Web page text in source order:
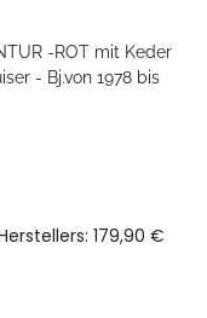
-ROT mit Keder
- Bj.von 1978 bis
: 179,90 €